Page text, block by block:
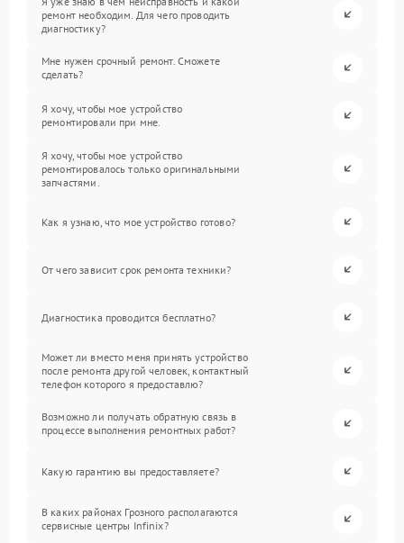
ремонт необходим. Для чего проводить
диагностику?
Мне нужен срочный ремонт. Сможете
сделать?
Я хочу, чтобы мое устройство
ремонтировали при мне.
Я хочу, чтобы мое устройство
ремонтировалось только оригинальными
запчастями.
Как я узнаю, что мое устройство готово?
От чего зависит срок ремонта техники?
Диагностика проводится бесплатно?
Может ли вместо меня принять устройство
после ремонта другой человек, контактный
телефон которого я предоставлю?
Возможно ли получать обратную связь в
процессе выполнения ремонтных работ?
Какую гарантию вы предоставляете?
В каких районах Грозного располагаются
сервисные центры Infinix?